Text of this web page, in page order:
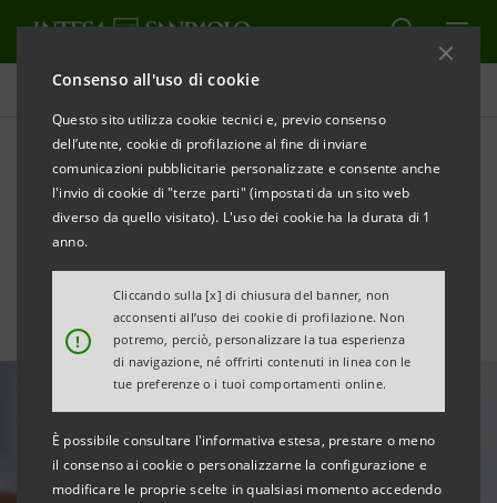
Consenso all'uso di cookie
Questo sito utilizza cookie tecnici e, previo consenso
dell’utente, cookie di profilazione al fine di inviare
comunicazioni pubblicitarie personalizzate e consente anche
l'invio di cookie di "terze parti" (impostati da un sito web
diverso da quello visitato). L'uso dei cookie ha la durata di 1
anno.
!
Cliccando sulla [x] di chiusura del banner, non
acconsenti all’uso dei cookie di profilazione. Non
potremo, perciò, personalizzare la tua esperienza
di navigazione, né offrirti contenuti in linea con le
tue preferenze o i tuoi comportamenti online.
È possibile consultare l'informativa estesa, prestare o meno
il consenso ai cookie o personalizzarne la configurazione e
modificare le proprie scelte in qualsiasi momento accedendo
Tutte le news
Aziende cosmetiche italiane
nel post COVID: lo studio